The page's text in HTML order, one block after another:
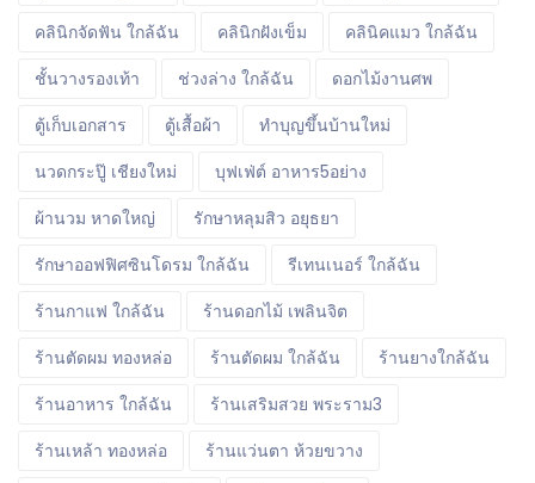
คลินิกจัดฟัน ใกล้ฉัน
คลินิกฝังเข็ม
คลินิคแมว ใกล้ฉัน
ชั้นวางรองเท้า
ช่วงล่าง ใกล้ฉัน
ดอกไม้งานศพ
ตู้เก็บเอกสาร
ตู้เสื้อผ้า
ทำบุญขึ้นบ้านใหม่
นวดกระปู๊ เชียงใหม่
บุฟเฟ่ต์ อาหาร5อย่าง
ผ้านวม หาดใหญ่
รักษาหลุมสิว อยุธยา
รักษาออฟฟิศซินโดรม ใกล้ฉัน
รีเทนเนอร์ ใกล้ฉัน
ร้านกาแฟ ใกล้ฉัน
ร้านดอกไม้ เพลินจิต
ร้านตัดผม ทองหล่อ
ร้านตัดผม ใกล้ฉัน
ร้านยางใกล้ฉัน
ร้านอาหาร ใกล้ฉัน
ร้านเสริมสวย พระราม3
ร้านเหล้า ทองหล่อ
ร้านแว่นตา ห้วยขวาง